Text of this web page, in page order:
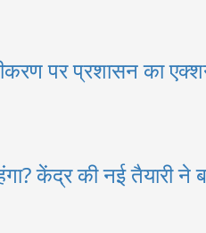
पर प्रशासन का
केंद्र की नई तैयारी ने